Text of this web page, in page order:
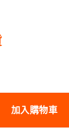
加入購物車